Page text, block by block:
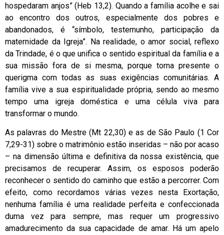
hospedaram anjos” (Heb 13,2). Quando a família acolhe e sai
ao encontro dos outros, especialmente dos pobres e
abandonados, é “símbolo, testemunho, participação da
maternidade da Igreja”. Na realidade, o amor social, reflexo
da Trindade, é o que unifica o sentido espiritual da família e a
sua missão fora de si mesma, porque torna presente o
querigma com todas as suas exigências comunitárias. A
família vive a sua espiritualidade própria, sendo ao mesmo
tempo uma igreja doméstica e uma célula viva para
transformar o mundo.
As palavras do Mestre (Mt 22,30) e as de São Paulo (1 Cor
7,29-31) sobre o matrimônio estão inseridas – não por acaso
– na dimensão última e definitiva da nossa existência, que
precisamos de recuperar. Assim, os esposos poderão
reconhecer o sentido do caminho que estão a percorrer. Com
efeito, como recordamos várias vezes nesta Exortação,
nenhuma família é uma realidade perfeita e confeccionada
duma vez para sempre, mas requer um progressivo
amadurecimento da sua capacidade de amar. Há um apelo